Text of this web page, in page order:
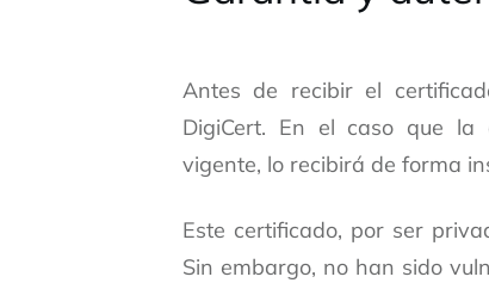
Antes de recibir el
DigiCert. En el caso que la
vigente, lo recibirá de forma
Este certificado, por ser
Sin embargo, no han sido